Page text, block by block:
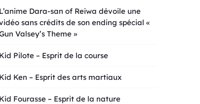
L’anime Dara-san of Reiwa dévoile une
sans crédits de son ending spécial «
Valsey’s Theme »
Kid Pilote – Esprit de la course
Kid Ken – Esprit des arts martiaux
Kid Fourasse – Esprit de la nature